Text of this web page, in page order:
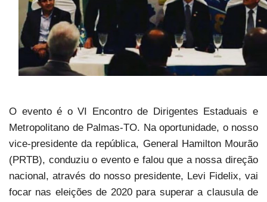
O evento é o VI Encontro de Dirigentes Estaduais e
Metropolitano de Palmas-TO. Na oportunidade, o nosso
vice-presidente da república, General Hamilton Mourão
(PRTB), conduziu o evento e falou que a nossa direção
nacional, através do nosso presidente, Levi Fidelix, vai
focar nas eleições de 2020 para superar a clausula de